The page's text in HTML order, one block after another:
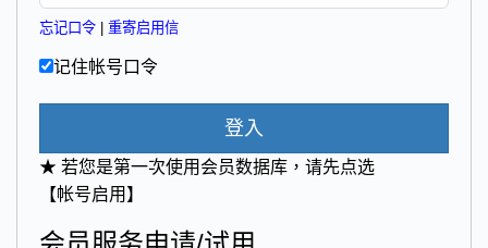
忘记口令 重寄启用信
记住帐号口令
登入
★ 若您是第一次使用会员数据库，请先点选
【帐号启用】